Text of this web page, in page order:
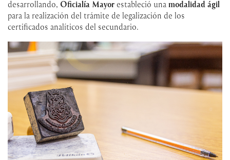
desarrollando, Oficialía Mayor estableció una modalidad ágil
para la realización del trámite de legalización de los
certificados analíticos del secundario.